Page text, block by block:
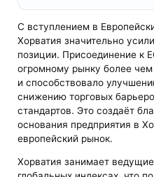
С вступлением в
Хорватия значительно
позиции. Присоединение к
огромному рынку более
и способствовало
снижению торговых
стандартов. Это создаёт
основания предприятия в
европейский рынок.
Хорватия занимает